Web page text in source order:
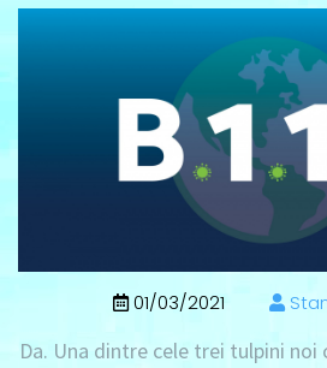
01/03/2021
Da. Una dintre cele trei tulpini noi